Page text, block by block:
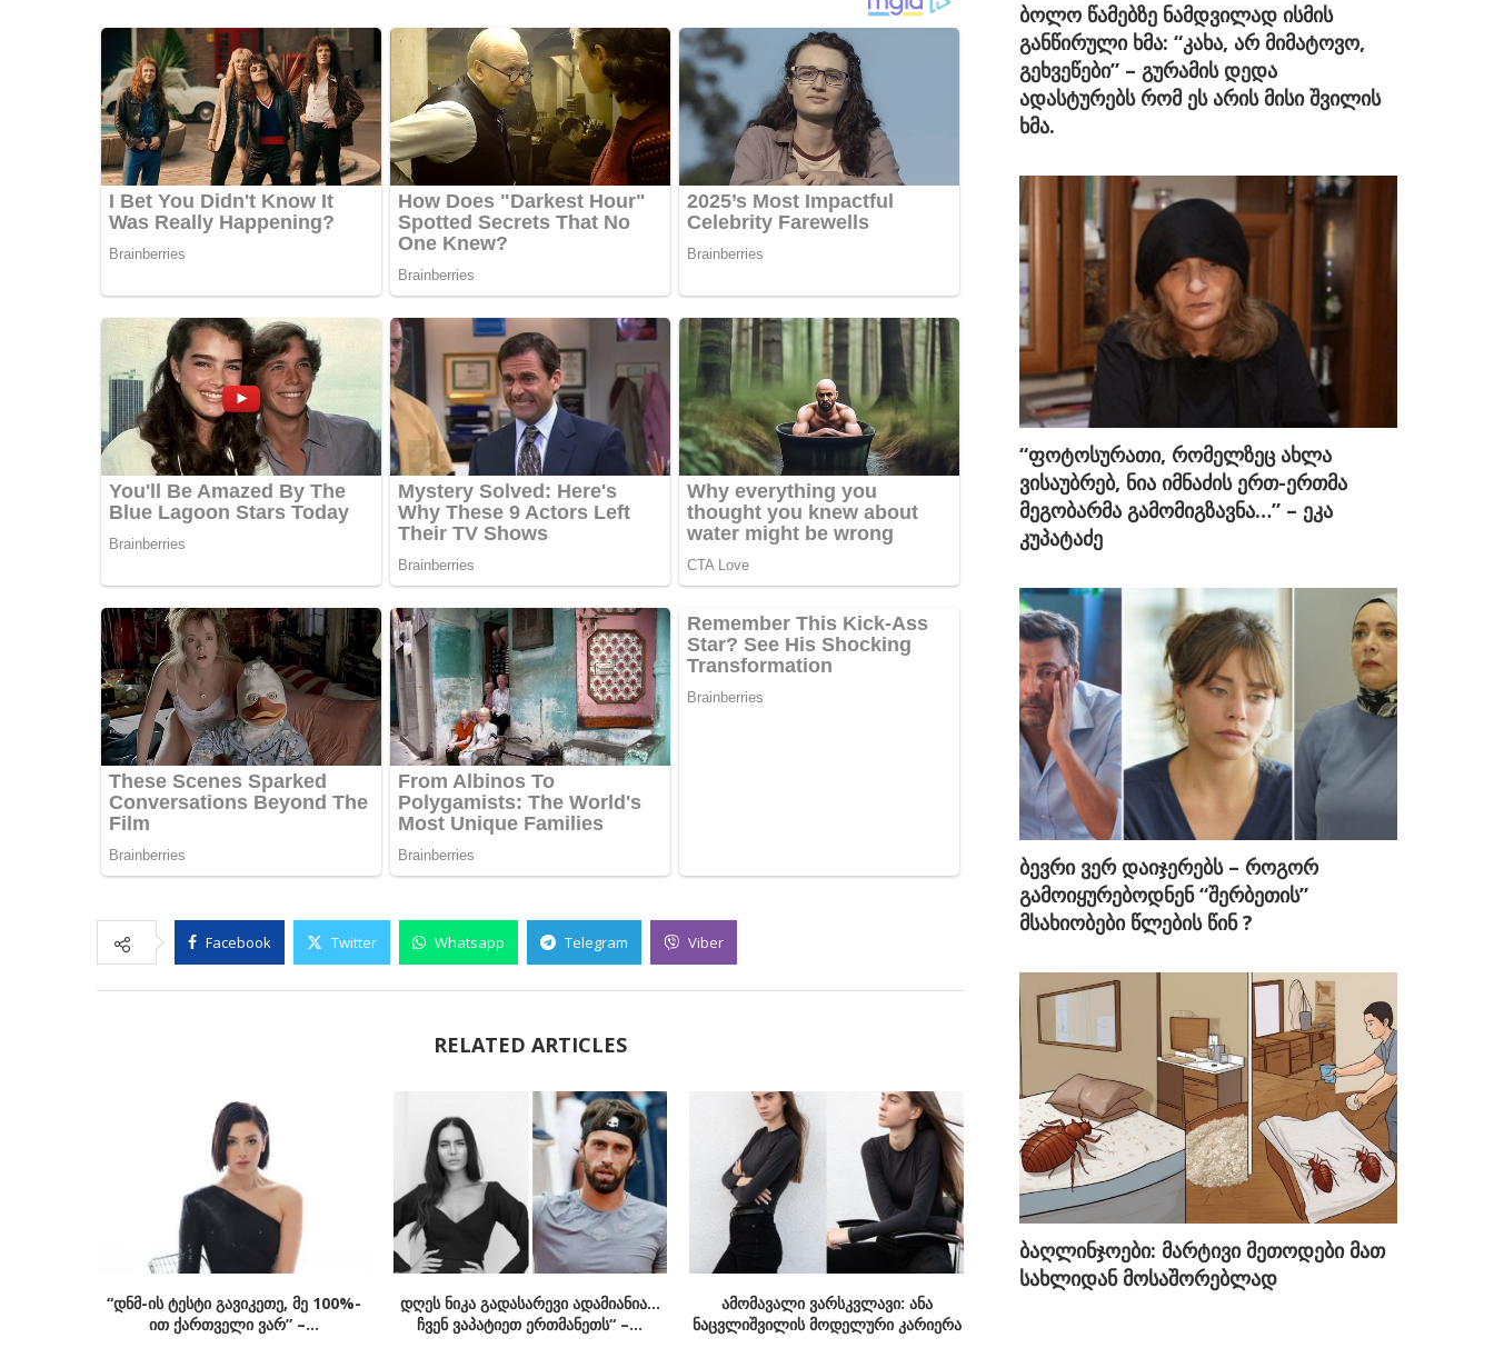
Facebook Twitter Whatsapp Telegram Viber
RELATED ARTICLES
“დნმ-ის ტესტი გავიკეთე, მე 100%-
ით ქართველი ვარ” –...
დღეს ნიკა გადასარევი ადამიანია…
ჩვენ ვაპატიეთ ერთმანეთს“ –...
ამომავალი ვარსკვლავი: ანა
ნაცვლიშვილის მოდელური კარიერა
ბოლო წამებზე ნამდვილად ისმის
განწირული ხმა: “კახა, არ მიმატოვო,
გეხვეწები” – გურამის დედა
ადასტურებს რომ ეს არის მისი შვილის
ხმა.
“ფოტოსურათი, რომელზეც ახლა
ვისაუბრებ, ნია იმნაძის ერთ-ერთმა
მეგობარმა გამომიგზავნა…” – ეკა
კუპატაძე
ბევრი ვერ დაიჯერებს – როგორ
გამოიყურებოდნენ “შერბეთის”
მსახიობები წლების წინ ?
ბაღლინჯოები: მარტივი მეთოდები მათ
სახლიდან მოსაშორებლად